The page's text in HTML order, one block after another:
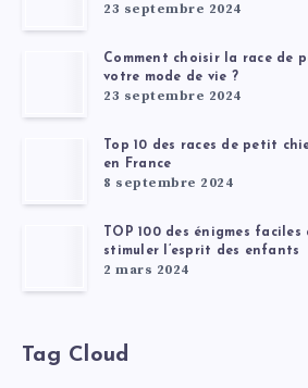
23 septembre 2024
Comment choisir la race de
votre mode de vie ?
23 septembre 2024
Top 10 des races de petit
en France
8 septembre 2024
TOP 100 des énigmes
stimuler l’esprit des enfants
2 mars 2024
Tag Cloud